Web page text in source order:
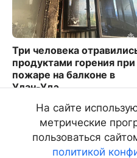
Три человека
продуктами горения при
пожаре на балконе в
Улан-Удэ
2449На сайте
метрические
пользоваться
политикой